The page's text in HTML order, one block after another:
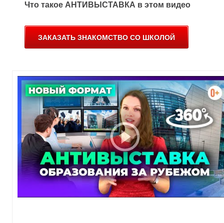
У
Что такое АНТИВЫСТАВКА в этом видео
ЗАКАЗАТЬ ЗНАКОМСТВО СО ШКОЛОЙ